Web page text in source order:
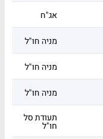
אג"ח
מניה חו"ל
מניה חו"ל
מניה חו"ל
תעודת סל
חו"ל